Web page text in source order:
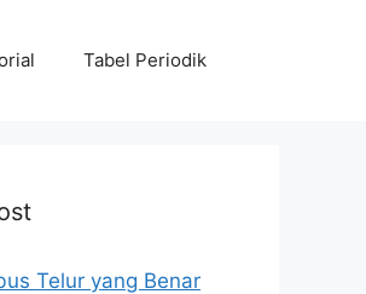
Tabel Periodik
Telur yang Benar